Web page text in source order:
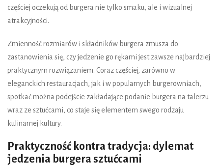
częściej oczekują od burgera nie tylko smaku, ale i wizualnej
atrakcyjności.
Zmienność rozmiarów i składników burgera zmusza do
zastanowienia się, czy jedzenie go rękami jest zawsze najbardziej
praktycznym rozwiązaniem. Coraz częściej, zarówno w
eleganckich restauracjach, jak i w popularnych burgerowniach,
spotkać można podejście zakładające podanie burgera na talerzu
wraz ze sztućcami, co staje się elementem swego rodzaju
kulinarnej kultury.
Praktyczność kontra tradycja: dylemat
jedzenia burgera sztućcami